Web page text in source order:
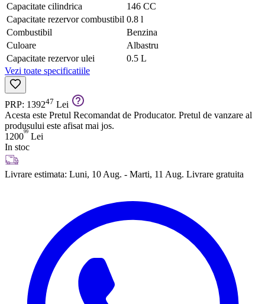
Capacitate cilindrica
146 CC
Capacitate rezervor combustibil 0.8 l
Combustibil
Benzina
Culoare
Albastru
Capacitate rezervor ulei
0.5 L
Vezi toate specificatiile
PRP: 139247 Lei
Acesta este Pretul Recomandat de Producator. Pretul de vanzare al
produsului este afisat mai jos.
120099 Lei
In stoc
Livrare estimata: Luni, 10 Aug. - Marti, 11 Aug. Livrare gratuita